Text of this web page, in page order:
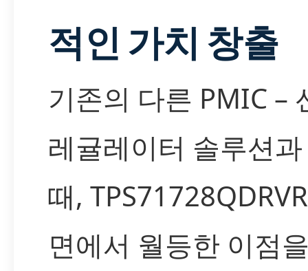
적인 가치 창출
기존의 다른 PMIC –
레귤레이터 솔루션
때,
면에서 월등한 이점